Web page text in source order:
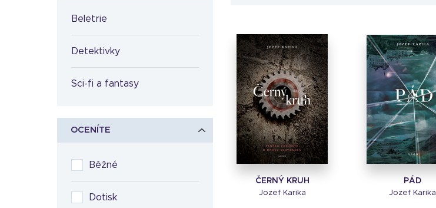
Beletrie
Detektivky
Sci-fi a fantasy
OCENÍTE
Běžné
Dotisk
ČERNÝ KRUH
Jozef Karika
PÁD
Jozef Karika